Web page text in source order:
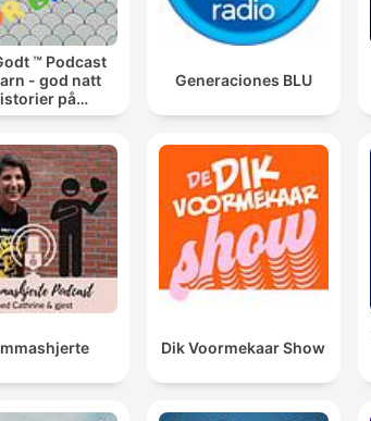
™ Podcast
- god natt
på
Generaciones BLU
Dik Voormekaar Show